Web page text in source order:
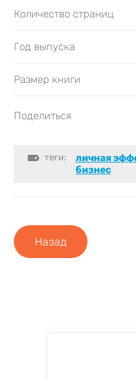
Количество страниц
Год выпуска
Размер книги
Поделиться
теги: личная
бизнес
Назад